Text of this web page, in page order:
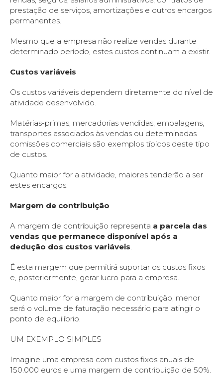
prestação de serviços, amortizações e outros encargos
permanentes.
Mesmo que a empresa não realize vendas durante
determinado período, estes custos continuam a existir.
Custos variáveis
Os custos variáveis dependem diretamente do nível de
atividade desenvolvido.
Matérias-primas, mercadorias vendidas, embalagens,
transportes associados às vendas ou determinadas
comissões comerciais são exemplos típicos deste tipo
de custos.
Quanto maior for a atividade, maiores tenderão a ser
estes encargos.
Margem de contribuição
A margem de contribuição representa a parcela das
vendas que permanece disponível após a
dedução dos custos variáveis.
É esta margem que permitirá suportar os custos fixos
e, posteriormente, gerar lucro para a empresa.
Quanto maior for a margem de contribuição, menor
será o volume de faturação necessário para atingir o
ponto de equilíbrio.
UM EXEMPLO SIMPLES
Imagine uma empresa com custos fixos anuais de
150.000 euros e uma margem de contribuição de 50%.